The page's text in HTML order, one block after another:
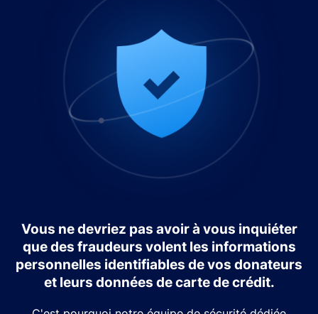
Vous ne devriez pas avoir à vous inquiéter
que des fraudeurs volent les informations
personnelles identifiables de vos donateurs
et leurs données de carte de crédit.